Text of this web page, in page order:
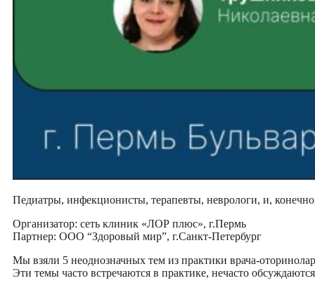
Педиатры, инфекционисты, терапевты, неврологи, и,
Организатор: сеть клиник «ЛОР плюс», г.Пермь
Партнер: ООО “Здоровый мир”, г.Санкт-Петербург
Мы взяли 5 неоднозначных тем из практики врача-
Эти темы часто встречаются в практике, нечасто